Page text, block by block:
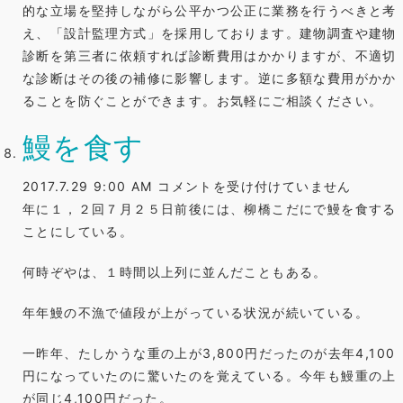
談
く
だ
さ
い
的な立場を堅持しながら公平かつ公正に業務を行うべきと考
え、「設計監理方式」を採用しております。建物調査や建物
診断を第三者に依頼すれば診断費用はかかりますが、不適切
な診断はその後の補修に影響します。逆に多額な費用がかか
ることを防ぐことができます。お気軽にご相談ください。
鰻を食す
2017.7.29 9:00 AM 鰻
を
は
コメントを受け付けていません
年に１，２回７月２５日前後には、柳橋こだにで鰻を食する
ことにしている。
何時ぞやは、１時間以上列に並んだこともある。
年年鰻の不漁で値段が上がっている状況が続いている。
一昨年、たしかうな重の上が3,800円だったのが去年4,100
円になっていたのに驚いたのを覚えている。今年も鰻重の上
が同じ4,100円だった。